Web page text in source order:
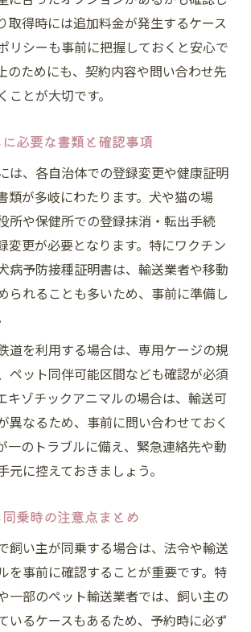
取得時には追加料金が発生するケース
リシーも事前に把握しておくと安心で
のためにも、契約内容や問い合わせ先
ことが大切です。
必要な書類と確認事項
は、各自治体での登録変更や健康証明
類が多岐にわたります。犬や猫の場
所や保健所での登録抹消・転出手続
変更が必要となります。特にワクチン
病予防接種証明書は、輸送業者や移動
られることも多いため、事前に準備し
道を利用する場合は、専用ケージの規
ペット同伴可能区間なども確認が必須
キゾチックアニマルの場合は、輸送可
異なるため、事前に問い合わせておく
一のトラブルに備え、緊急連絡先や動
元に控えておきましょう。
乗時の注意点まとめ
飼い主が同乗する場合は、法令や輸送
を事前に確認することが重要です。特
一部のペット輸送業者では、飼い主の
いるケースもあるため、予約時に必ず